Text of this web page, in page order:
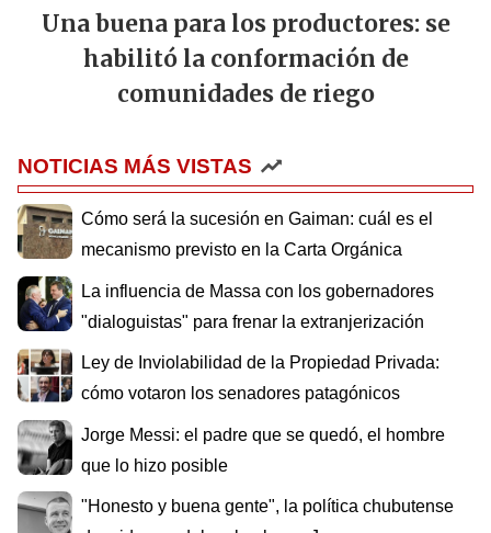
Una buena para los productores: se
habilitó la conformación de
comunidades de riego
NOTICIAS MÁS VISTAS
Cómo será la sucesión en Gaiman: cuál es el
mecanismo previsto en la Carta Orgánica
La influencia de Massa con los gobernadores
"dialoguistas" para frenar la extranjerización
Ley de Inviolabilidad de la Propiedad Privada:
cómo votaron los senadores patagónicos
Jorge Messi: el padre que se quedó, el hombre
que lo hizo posible
"Honesto y buena gente", la política chubutense